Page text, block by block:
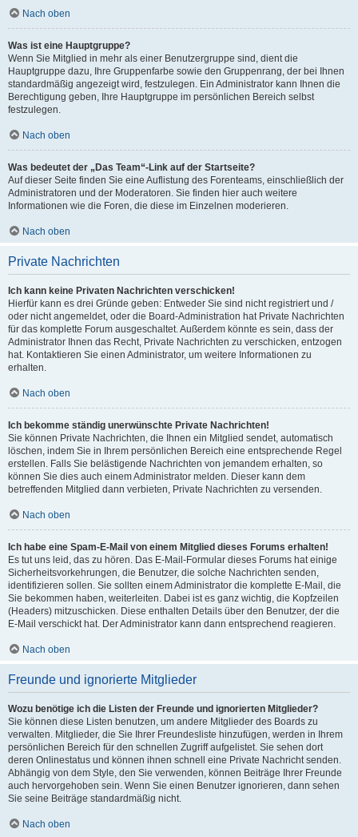
Nach oben
Was ist eine Hauptgruppe?
Wenn Sie Mitglied in mehr als einer Benutzergruppe sind, dient die
Hauptgruppe dazu, Ihre Gruppenfarbe sowie den Gruppenrang, der bei Ihnen
standardmäßig angezeigt wird, festzulegen. Ein Administrator kann Ihnen die
Berechtigung geben, Ihre Hauptgruppe im persönlichen Bereich selbst
festzulegen.
Nach oben
Was bedeutet der „Das Team“-Link auf der Startseite?
Auf dieser Seite finden Sie eine Auflistung des Forenteams, einschließlich der
Administratoren und der Moderatoren. Sie finden hier auch weitere
Informationen wie die Foren, die diese im Einzelnen moderieren.
Nach oben
Private Nachrichten
Ich kann keine Privaten Nachrichten verschicken!
Hierfür kann es drei Gründe geben: Entweder Sie sind nicht registriert und /
oder nicht angemeldet, oder die Board-Administration hat Private Nachrichten
für das komplette Forum ausgeschaltet. Außerdem könnte es sein, dass der
Administrator Ihnen das Recht, Private Nachrichten zu verschicken, entzogen
hat. Kontaktieren Sie einen Administrator, um weitere Informationen zu
erhalten.
Nach oben
Ich bekomme ständig unerwünschte Private Nachrichten!
Sie können Private Nachrichten, die Ihnen ein Mitglied sendet, automatisch
löschen, indem Sie in Ihrem persönlichen Bereich eine entsprechende Regel
erstellen. Falls Sie belästigende Nachrichten von jemandem erhalten, so
können Sie dies auch einem Administrator melden. Dieser kann dem
betreffenden Mitglied dann verbieten, Private Nachrichten zu versenden.
Nach oben
Ich habe eine Spam-E-Mail von einem Mitglied dieses Forums erhalten!
Es tut uns leid, das zu hören. Das E-Mail-Formular dieses Forums hat einige
Sicherheitsvorkehrungen, die Benutzer, die solche Nachrichten senden,
identifizieren sollen. Sie sollten einem Administrator die komplette E-Mail, die
Sie bekommen haben, weiterleiten. Dabei ist es ganz wichtig, die Kopfzeilen
(Headers) mitzuschicken. Diese enthalten Details über den Benutzer, der die
E-Mail verschickt hat. Der Administrator kann dann entsprechend reagieren.
Nach oben
Freunde und ignorierte Mitglieder
Wozu benötige ich die Listen der Freunde und ignorierten Mitglieder?
Sie können diese Listen benutzen, um andere Mitglieder des Boards zu
verwalten. Mitglieder, die Sie Ihrer Freundesliste hinzufügen, werden in Ihrem
persönlichen Bereich für den schnellen Zugriff aufgelistet. Sie sehen dort
deren Onlinestatus und können ihnen schnell eine Private Nachricht senden.
Abhängig von dem Style, den Sie verwenden, können Beiträge Ihrer Freunde
auch hervorgehoben sein. Wenn Sie einen Benutzer ignorieren, dann sehen
Sie seine Beiträge standardmäßig nicht.
Nach oben